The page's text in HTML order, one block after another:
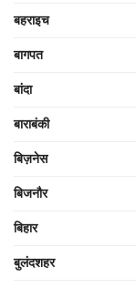
बहराइच
बागपत
बांदा
बाराबंकी
बिज़नेस
बिजनौर
बिहार
बुलंदशहर